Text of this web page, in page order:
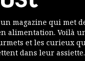
magazine qui met
alimentation. Voilà
et les curieux
dans leur assiette.